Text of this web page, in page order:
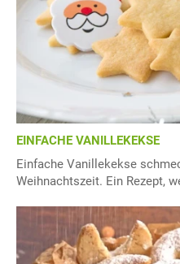
EINFACHE VANILLEKEKSE
Einfache Vanillekekse
Weihnachtszeit. Ein Rezept,